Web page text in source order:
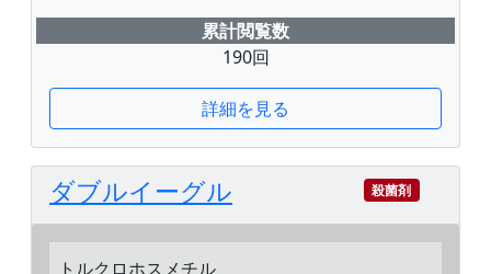
累計閲覧数
190回
詳細を見る
ダブルイーグル 殺菌剤
トルクロホスメチル